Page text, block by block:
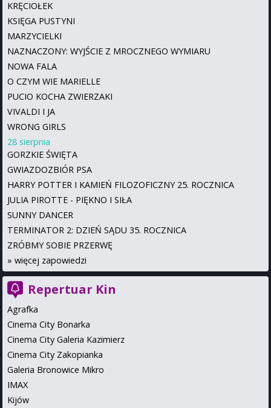
KRĘCIOŁEK
KSIĘGA PUSTYNI
MARZYCIELKI
NAZNACZONY: WYJŚCIE Z MROCZNEGO WYMIARU
NOWA FALA
O CZYM WIE MARIELLE
PUCIO KOCHA ZWIERZAKI
VIVALDI I JA
WRONG GIRLS
28 sierpnia
GORZKIE ŚWIĘTA
GWIAZDOZBIÓR PSA
HARRY POTTER I KAMIEŃ FILOZOFICZNY 25. ROCZNICA
JULIA PIROTTE - PIĘKNO I SIŁA
SUNNY DANCER
TERMINATOR 2: DZIEŃ SĄDU 35. ROCZNICA
ZRÓBMY SOBIE PRZERWĘ
» więcej zapowiedzi
Repertuar Kin
Agrafka
Cinema City Bonarka
Cinema City Galeria Kazimierz
Cinema City Zakopianka
Galeria Bronowice Mikro
IMAX
Kijów